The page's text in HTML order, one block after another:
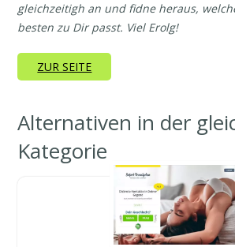
gleichzeitigh an und fidne heraus,
besten zu Dir passt. Viel Erolg!
ZUR SEITE
Alternativen in der
Kategorie